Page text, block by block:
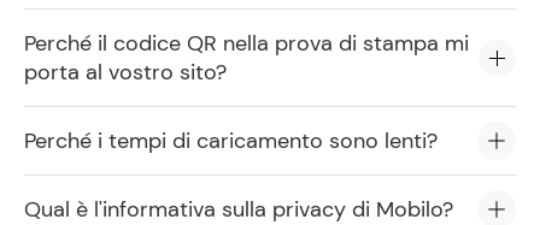
Perché il codice QR nella prova di stampa mi
porta al vostro sito?
Perché i tempi di caricamento sono lenti?
Qual è l'informativa sulla privacy di Mobilo?